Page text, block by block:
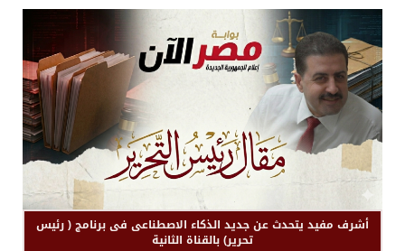
أشرف مفيد يتحدث عن جديد الذكاء الاصطناعى فى برنامج ( رئيس
تحرير) بالقناة الثانية